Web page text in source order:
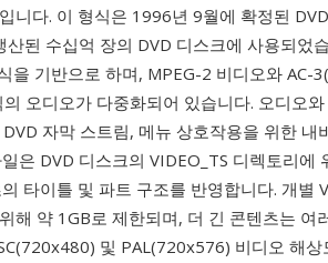
니다. 이 형식은 1996년 9월에 확정된
된 수십억 장의 DVD 디스크에 사용되었
을 기반으로 하며, MPEG-2 비디오와 AC-
오디오가 다중화되어 있습니다. 오디오
자막 스트림, 메뉴 상호작용을 위한 내
은 DVD 디스크의 VIDEO_TS 디렉토리에
타이틀 및 파트 구조를 반영합니다. 개별
해 약 1GB로 제한되며, 더 긴 콘텐츠는 여
및 PAL(720x576) 비디오 해